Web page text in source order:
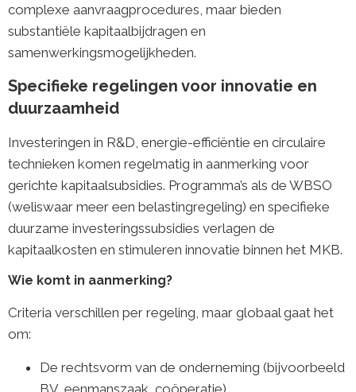
complexe aanvraagprocedures, maar bieden
substantiële kapitaalbijdragen en
samenwerkingsmogelijkheden.
Specifieke regelingen voor innovatie en
duurzaamheid
Investeringen in R&D, energie-efficiëntie en circulaire
technieken komen regelmatig in aanmerking voor
gerichte kapitaalsubsidies. Programma’s als de WBSO
(weliswaar meer een belastingregeling) en specifieke
duurzame investeringssubsidies verlagen de
kapitaalkosten en stimuleren innovatie binnen het MKB.
Wie komt in aanmerking?
Criteria verschillen per regeling, maar globaal gaat het
om:
De rechtsvorm van de onderneming (bijvoorbeeld
BV, eenmanszaak, coöperatie).